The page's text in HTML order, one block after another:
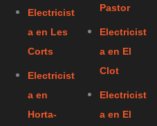
Electricist
a en Les
Corts
Electricist
a en
Horta-
Pastor
Electricist
a en El
Clot
Electricist
a en El